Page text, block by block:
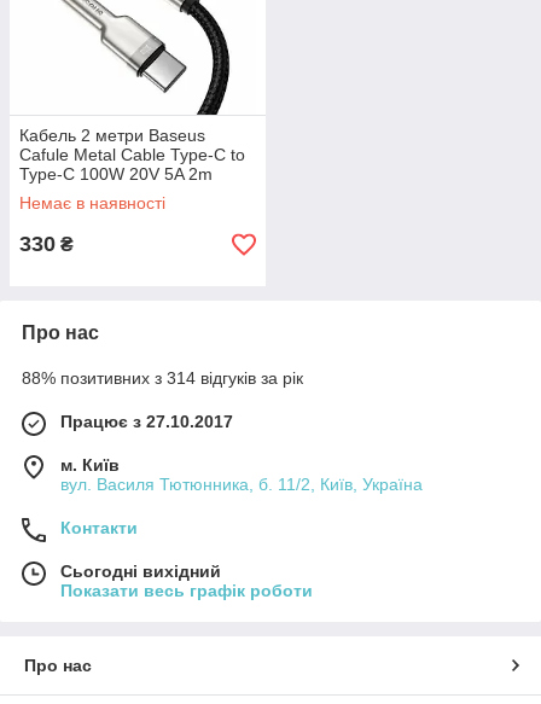
Кабель 2 метри Baseus
Cafule Metal Cable Type-C to
Type-C 100W 20V 5A 2m
Чорний
Немає в наявності
330 ₴
Про нас
88% позитивних з 314 відгуків за рік
Працює з 27.10.2017
м. Київ
вул. Василя Тютюнника, б. 11/2, Київ, Україна
Контакти
Сьогодні вихідний
Показати весь графік роботи
Про нас